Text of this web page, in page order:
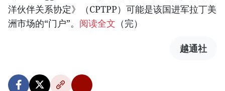
洋伙伴关系协定》（CPTPP）可能是该国进军拉丁美
洲市场的“门户”。 阅读全文 （完）
越通社